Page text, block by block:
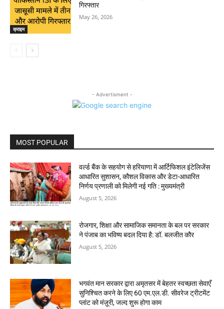
क्राइम
गिरफ्तार
May 26, 2026
- Advertisment -
MOST POPULAR
वर्ल्ड बैंक के सहयोग से हरियाणा में आर्टिफिशल इंटेलिजेंस
आधारित सुशासन, कौशल विकास और डेटा-आधारित
निर्णय प्रणाली को मिलेगी नई गति : मुख्यमंत्री
August 5, 2026
रोजगार, शिक्षा और सामाजिक समानता के बल पर सरकार
ने पंजाब का भविष्य बदल दिया है: डॉ. बलजीत कौर
August 5, 2026
भगवंत मान सरकार द्वारा अमृतसर में बेहतर स्वच्छता सेवाएँ
सुनिश्चित करने के लिए 60 एम.एल.डी. सीवरेज ट्रीटमेंट
प्लांट को मंज़ूरी, जल्द शुरू होगा काम